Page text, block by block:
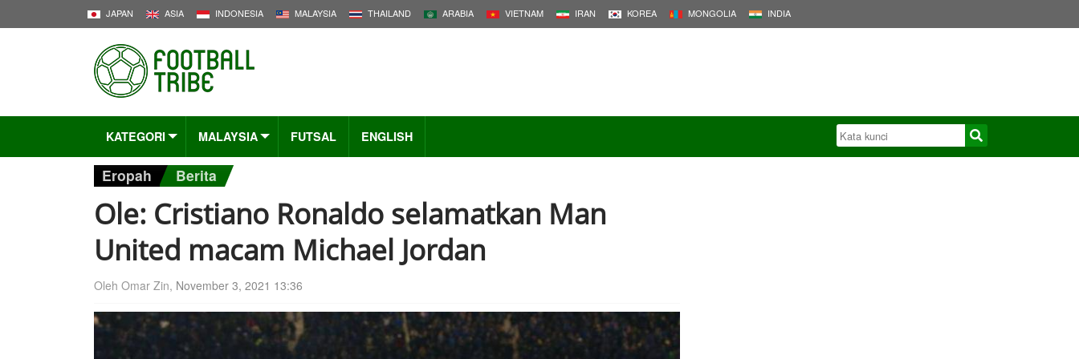
JAPAN ASIA INDONESIA MALAYSIA THAILAND ARABIA VIETNAM IRAN KOREA MONGOLIA INDIA
KATEGORI MALAYSIA FUTSAL ENGLISH
Eropah Berita
Ole: Cristiano Ronaldo selamatkan Man
United macam Michael Jordan
Oleh Omar Zin, November 3, 2021 13:36